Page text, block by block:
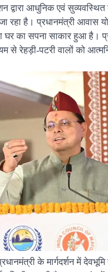
द्वारा आधुनिक एवं
रहा है। प्रधानमंत्री आवास
घर का सपना साकार हुआ है।
से रेहड़ी-पटरी वालों को
के मार्गदर्शन में